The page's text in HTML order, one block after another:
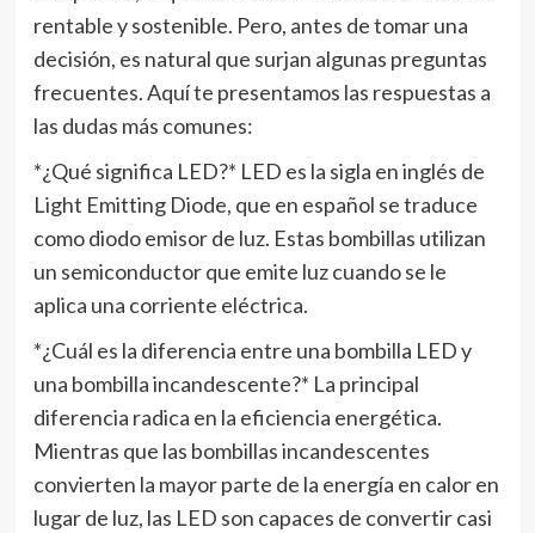
rentable y sostenible. Pero, antes de tomar una
decisión, es natural que surjan algunas preguntas
frecuentes. Aquí te presentamos las respuestas a
las dudas más comunes:
*¿Qué significa LED?* LED es la sigla en inglés de
Light Emitting Diode, que en español se traduce
como diodo emisor de luz. Estas bombillas utilizan
un semiconductor que emite luz cuando se le
aplica una corriente eléctrica.
*¿Cuál es la diferencia entre una bombilla LED y
una bombilla incandescente?* La principal
diferencia radica en la eficiencia energética.
Mientras que las bombillas incandescentes
convierten la mayor parte de la energía en calor en
lugar de luz, las LED son capaces de convertir casi